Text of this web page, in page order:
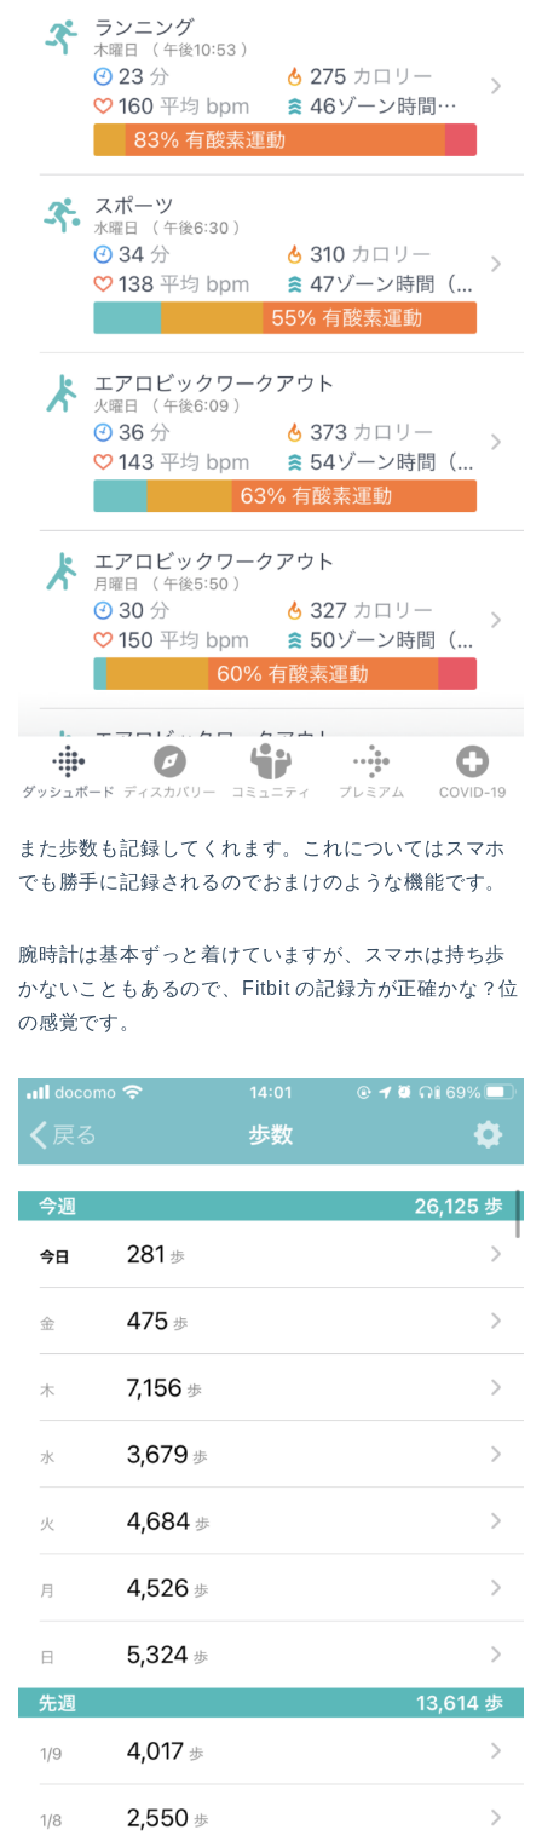
また歩数も記録してくれます。これについてはスマホ
でも勝手に記録されるのでおまけのような機能です。
腕時計は基本ずっと着けていますが、スマホは持ち歩
かないこともあるので、Fitbit の記録方が正確かな？位
の感覚です。